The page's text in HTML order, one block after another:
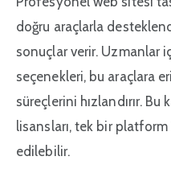
doğru araçlarla
sonuçlar verir. Uzmanlar
seçenekleri, bu araçlara
süreçlerini hızlandırır. Bu
lisansları, tek bir
edilebilir.